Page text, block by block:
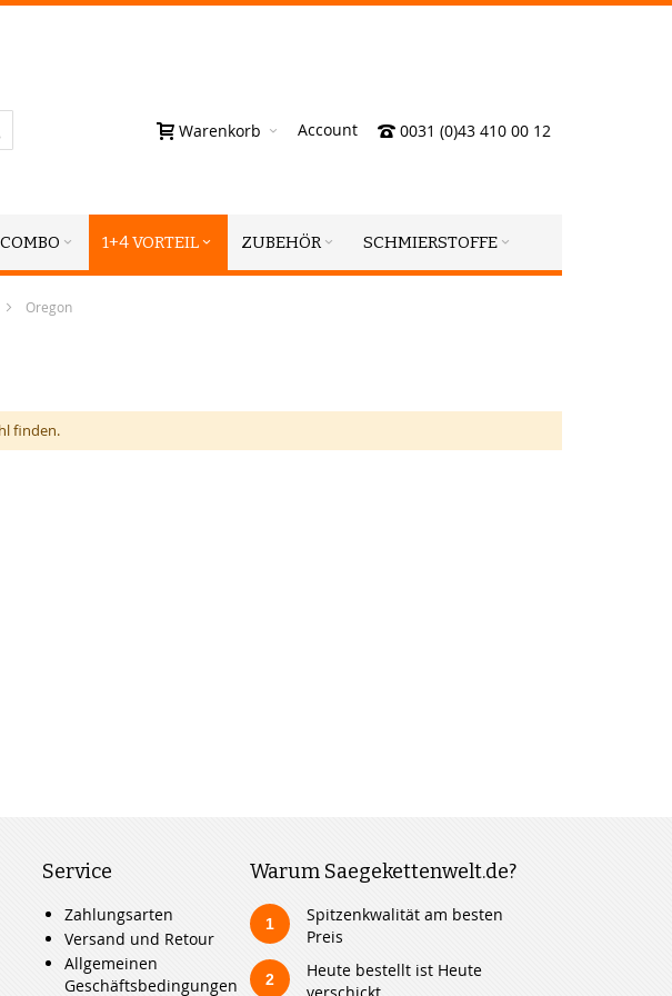
0031 (0)43 410 00 12
Account
Warenkorb
COMBO 1+4 VORTEIL ZUBEHÖR SCHMIERSTOFFE
Oregon
finden.
Service
Zahlungsarten
Versand und Retour
Allgemeinen
Geschäftsbedingungen
Warum Saegekettenwelt.de?
1
Spitzenkwalität am besten
Preis
2
Heute bestellt ist Heute